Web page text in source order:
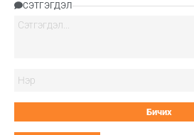
СЭТГЭГДЭЛ